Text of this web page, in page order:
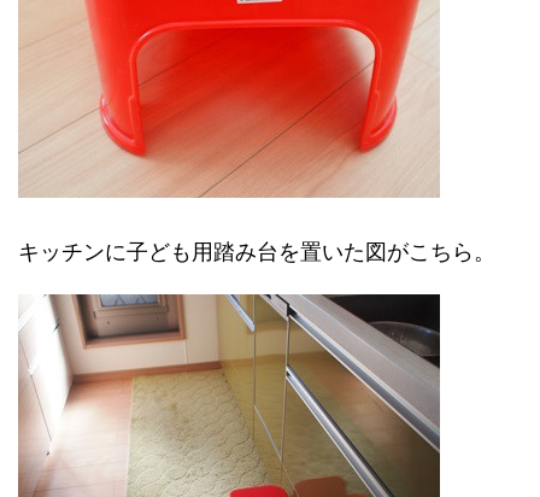
キッチンに子ども用踏み台を置いた図がこちら。